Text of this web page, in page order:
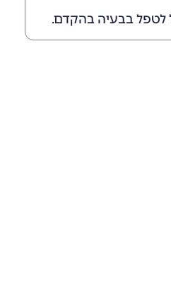
לטפל בבעיה בהקדם.